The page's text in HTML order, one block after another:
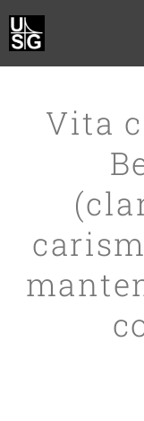
Vita